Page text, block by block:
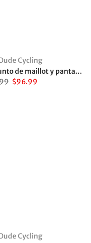
Cycling
Conjunto de maillot y pantalones cortos de ciclismo con pantalones de cuero rojos
$96.99
Cycling